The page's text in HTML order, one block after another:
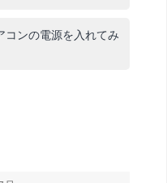
コンの電源を入れてみ